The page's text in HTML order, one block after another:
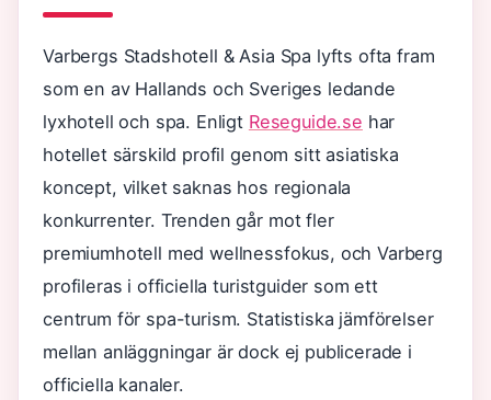
Varbergs Stadshotell & Asia Spa lyfts ofta fram
som en av Hallands och Sveriges ledande
lyxhotell och spa. Enligt Reseguide.se har
hotellet särskild profil genom sitt asiatiska
koncept, vilket saknas hos regionala
konkurrenter. Trenden går mot fler
premiumhotell med wellnessfokus, och Varberg
profileras i officiella turistguider som ett
centrum för spa-turism. Statistiska jämförelser
mellan anläggningar är dock ej publicerade i
officiella kanaler.